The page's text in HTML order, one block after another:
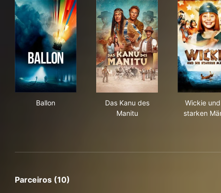
Ballon
Das Kanu des
Manitu
Wickie
starken
Parceiros (10)